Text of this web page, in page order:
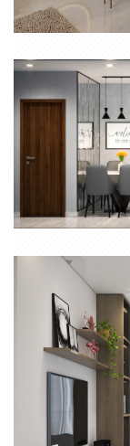
THIẾT KẾ THI